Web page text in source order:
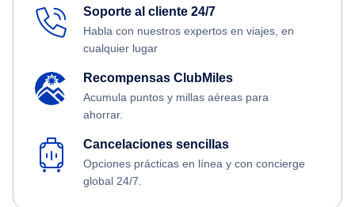
Soporte al cliente 24/7
Habla con nuestros expertos en viajes, en
cualquier lugar
Recompensas ClubMiles
Acumula puntos y millas aéreas para
ahorrar.
Cancelaciones sencillas
Opciones prácticas en línea y con concierge
global 24/7.